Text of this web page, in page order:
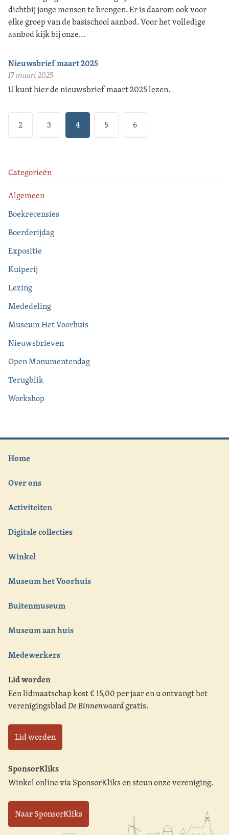
dichtbij jonge mensen te brengen. Er is daarom ook voor
elke groep van de basischool aanbod. Voor het volledige
aanbod kijk bij onze…
Nieuwsbrief maart 2025
17 maart 2025
U kunt hier de nieuwsbrief maart 2025 lezen.
2 3 4 5 6
Categorieën
Algemeen
Boekrecensies
Boerderijdag
Expositie
Kuiperij
Lezing
Mededeling
Museum Het Voorhuis
Nieuwsbrieven
Open Monumentendag
Terugblik
Workshop
Home
Over ons
Activiteiten
Digitale collecties
Winkel
Museum het Voorhuis
Buitenmuseum
Museum aan huis
Medewerkers
Lid worden
Een lidmaatschap kost € 15,00 per jaar en u ontvangt het
verenigingsbladDe Binnenwaardgratis.
Lid worden
SponsorKliks
Winkel online via SponsorKliks en steun onze vereniging.
Naar SponsorKliks